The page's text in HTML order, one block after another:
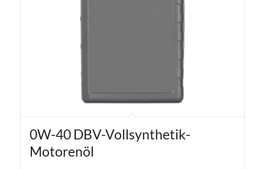
0W-40 DBV-Vollsynthetik-
Motorenöl